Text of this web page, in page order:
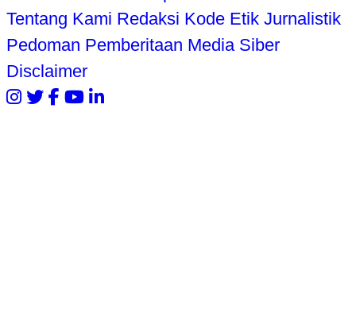
Tentang Kami Redaksi Kode Etik Jurnalistik
Pedoman Pemberitaan Media Siber
Disclaimer